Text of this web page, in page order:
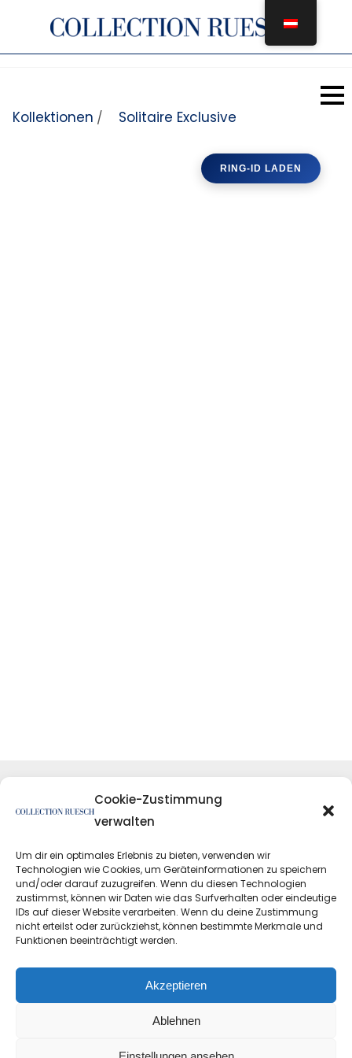
Cookie-Zustimmung
verwalten
Um dir ein optimales Erlebnis zu bieten, verwenden wir
Technologien wie Cookies, um Geräteinformationen zu speichern
und/oder darauf zuzugreifen. Wenn du diesen Technologien
zustimmst, können wir Daten wie das Surfverhalten oder eindeutige
IDs auf dieser Website verarbeiten. Wenn du deine Zustimmung
nicht erteilst oder zurückziehst, können bestimmte Merkmale und
Funktionen beeinträchtigt werden.
Akzeptieren
Ablehnen
Kollektionen / Solitaire Exclusive
RING-ID LADEN
Impressum